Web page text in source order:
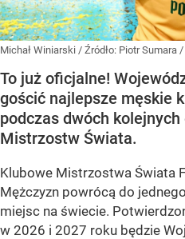
Michał Winiarski / Źródło: Piotr Sumara /
To już oficjalne!
gościć najlepsze męskie
podczas dwóch
Mistrzostw Świata.
Klubowe Mistrzostwa Świata
Mężczyzn powrócą do
miejsc na świecie.
w 2026 i 2027 roku będzie